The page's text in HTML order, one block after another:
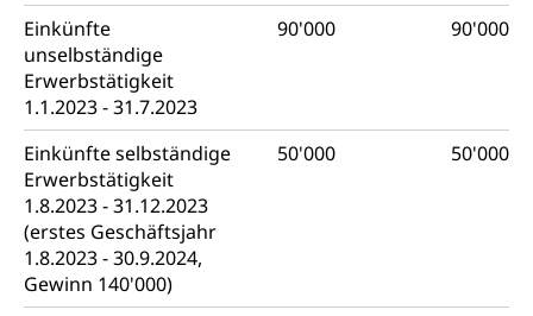
Einkünfte
unselbständige
Erwerbstätigkeit
1.1.2023 - 31.7.2023
90'000 90'000
Einkünfte selbständige
Erwerbstätigkeit
1.8.2023 - 31.12.2023
(erstes Geschäftsjahr
1.8.2023 - 30.9.2024,
Gewinn 140'000)
50'000 50'000